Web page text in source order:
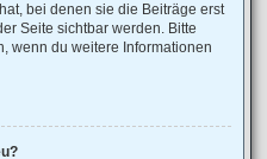
bei denen sie die Beiträge erst
Seite sichtbar werden. Bitte
wenn du weitere Informationen